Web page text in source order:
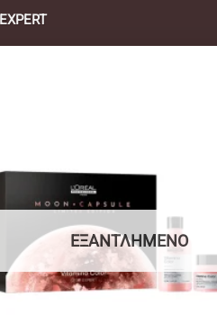
ΕΞΑΝΤΛΗΜΈΝΟ